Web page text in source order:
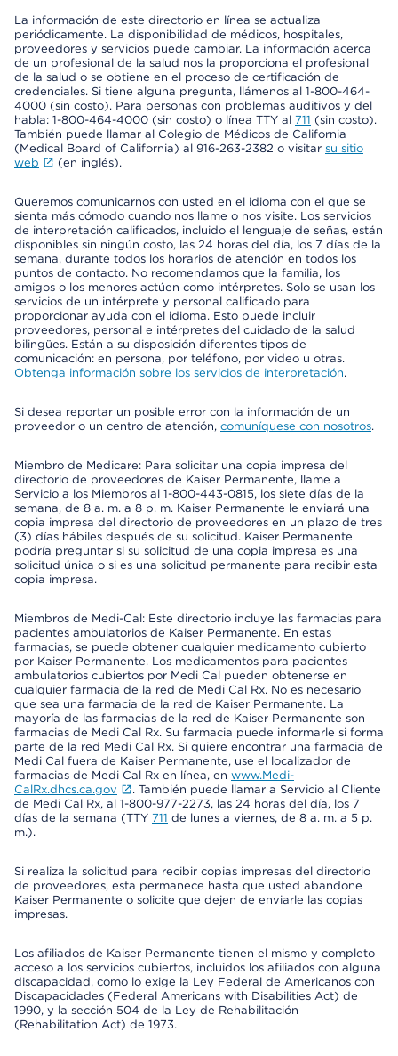
La información de este directorio en línea se actualiza
periódicamente. La disponibilidad de médicos, hospitales,
proveedores y servicios puede cambiar. La información acerca
de un profesional de la salud nos la proporciona el profesional
de la salud o se obtiene en el proceso de certificación de
credenciales. Si tiene alguna pregunta, llámenos al 1-800-464-
4000 (sin costo). Para personas con problemas auditivos y del
habla: 1-800-464-4000 (sin costo) o línea TTY al 711 (sin costo).
También puede llamar al Colegio de Médicos de California
(Medical Board of California) al 916-263-2382 o visitar su sitio
web
(en inglés).
Queremos comunicarnos con usted en el idioma con el que se
sienta más cómodo cuando nos llame o nos visite. Los servicios
de interpretación calificados, incluido el lenguaje de señas, están
disponibles sin ningún costo, las 24 horas del día, los 7 días de la
semana, durante todos los horarios de atención en todos los
puntos de contacto. No recomendamos que la familia, los
amigos o los menores actúen como intérpretes. Solo se usan los
servicios de un intérprete y personal calificado para
proporcionar ayuda con el idioma. Esto puede incluir
proveedores, personal e intérpretes del cuidado de la salud
bilingües. Están a su disposición diferentes tipos de
comunicación: en persona, por teléfono, por video u otras.
Obtenga información sobre los servicios de interpretación.
Si desea reportar un posible error con la información de un
proveedor o un centro de atención, comuníquese con nosotros.
Miembro de Medicare: Para solicitar una copia impresa del
directorio de proveedores de Kaiser Permanente, llame a
Servicio a los Miembros al 1-800-443-0815, los siete días de la
semana, de 8 a. m. a 8 p. m. Kaiser Permanente le enviará una
copia impresa del directorio de proveedores en un plazo de tres
(3) días hábiles después de su solicitud. Kaiser Permanente
podría preguntar si su solicitud de una copia impresa es una
solicitud única o si es una solicitud permanente para recibir esta
copia impresa.
Miembros de Medi-Cal: Este directorio incluye las farmacias para
pacientes ambulatorios de Kaiser Permanente. En estas
farmacias, se puede obtener cualquier medicamento cubierto
por Kaiser Permanente. Los medicamentos para pacientes
ambulatorios cubiertos por Medi Cal pueden obtenerse en
cualquier farmacia de la red de Medi Cal Rx. No es necesario
que sea una farmacia de la red de Kaiser Permanente. La
mayoría de las farmacias de la red de Kaiser Permanente son
farmacias de Medi Cal Rx. Su farmacia puede informarle si forma
parte de la red Medi Cal Rx. Si quiere encontrar una farmacia de
Medi Cal fuera de Kaiser Permanente, use el localizador de
farmacias de Medi Cal Rx en línea, en www.Medi-
CalRx.dhcs.ca.gov
. También puede llamar a Servicio al Cliente
de Medi Cal Rx, al 1-800-977-2273, las 24 horas del día, los 7
días de la semana (TTY 711 de lunes a viernes, de 8 a. m. a 5 p.
m.).
Si realiza la solicitud para recibir copias impresas del directorio
de proveedores, esta permanece hasta que usted abandone
Kaiser Permanente o solicite que dejen de enviarle las copias
impresas.
Los afiliados de Kaiser Permanente tienen el mismo y completo
acceso a los servicios cubiertos, incluidos los afiliados con alguna
discapacidad, como lo exige la Ley Federal de Americanos con
Discapacidades (Federal Americans with Disabilities Act) de
1990, y la sección 504 de la Ley de Rehabilitación
(Rehabilitation Act) de 1973.